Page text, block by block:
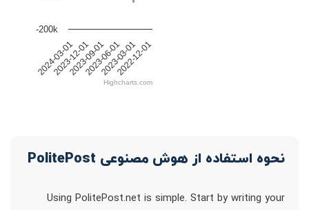
2024-03-01
2023-12-01
2023-09-01
2023-06-01
2023-03-01
2022-12-01
-200k
Highcharts.com
نحوه استفاده از هوش مصنوعی PolitePost
Using PolitePost.net is simple. Start by writing your